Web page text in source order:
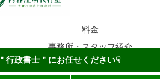
料金
事務所・スタッフ紹介
証明のイメージ
行政書士＂にお任せください☟